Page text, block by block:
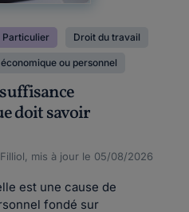
Particulier Droit du travail
ou personnel
doit savoir
mis à jour le 05/08/2026
est une cause de
fondé sur